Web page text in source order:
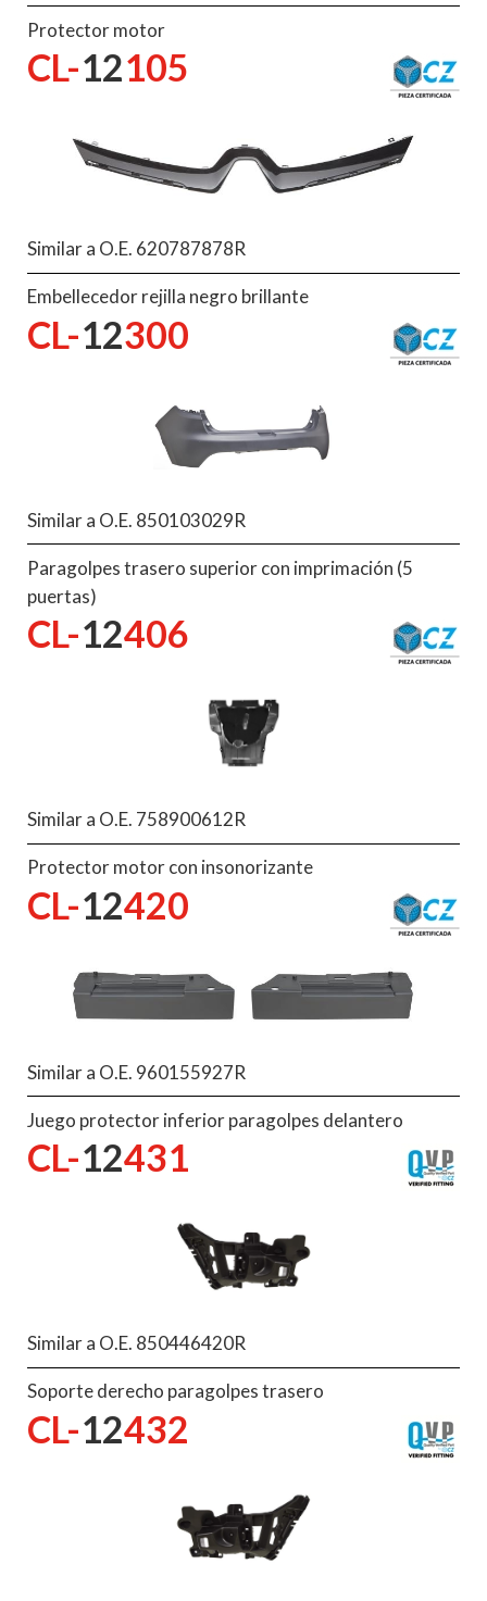
Protector motor
CL-12105
Similar a O.E. 620787878R
Embellecedor rejilla negro brillante
CL-12300
Similar a O.E. 850103029R
Paragolpes trasero superior con imprimación (5
puertas)
CL-12406
Similar a O.E. 758900612R
Protector motor con insonorizante
CL-12420
Similar a O.E. 960155927R
Juego protector inferior paragolpes delantero
CL-12431
Similar a O.E. 850446420R
Soporte derecho paragolpes trasero
CL-12432